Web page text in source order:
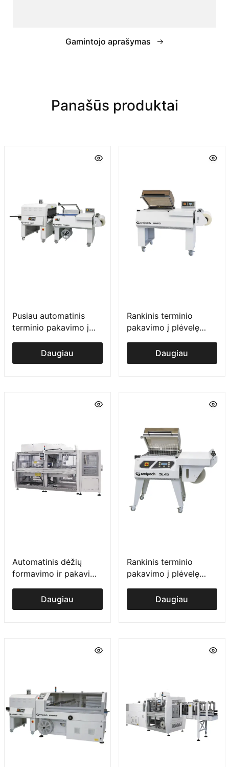
Gamintojo aprašymas
Panašūs produktai
Pusiau automatinis
terminio pakavimo į
Daugiau
Rankinis terminio
pakavimo į plėvelę
Daugiau
Automatinis dėžių
formavimo ir pakavimo
padavimu WPS serija
Daugiau
Rankinis terminio
pakavimo į plėvelę
Daugiau